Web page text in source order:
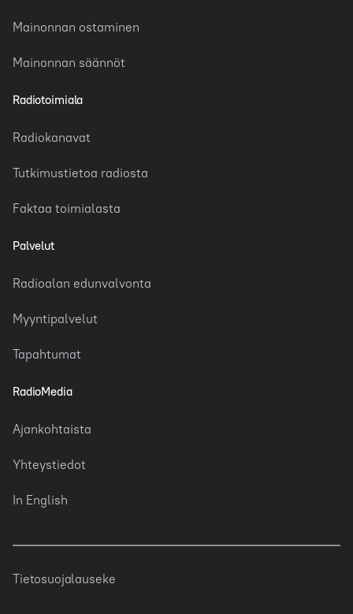
Mainonnan ostaminen
Mainonnan säännöt
Radiotoimiala
Radiokanavat
Tutkimustietoa radiosta
Faktaa toimialasta
Palvelut
Radioalan edunvalvonta
Myyntipalvelut
Tapahtumat
RadioMedia
Ajankohtaista
Yhteystiedot
In English
Tietosuojalauseke